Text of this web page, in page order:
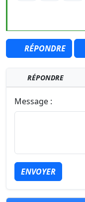
RÉPONDRE
RÉPONDRE
Message :
ENVOYER